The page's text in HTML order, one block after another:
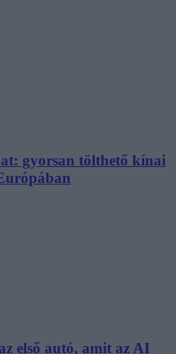
gyorsan tölthető kínai
első autó, amit az AI